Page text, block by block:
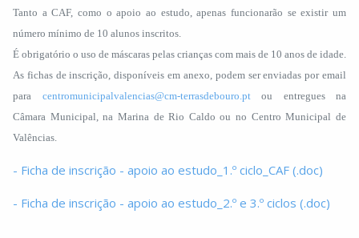
Tanto a CAF, como o apoio ao estudo, apenas funcionarão se existir um
número mínimo de 10 alunos inscritos.
É obrigatório o uso de máscaras pelas crianças com mais de 10 anos de idade.
As fichas de inscrição, disponíveis em anexo, podem ser enviadas por email
para centromunicipalvalencias@cm-terrasdebouro.ptou entregues na
Câmara Municipal, na Marina de Rio Caldo ou no Centro Municipal de
Valências.
- Ficha de inscrição - apoio ao estudo_1.º ciclo_CAF (.doc)
- Ficha de inscrição - apoio ao estudo_2.º e 3.º ciclos (.doc)